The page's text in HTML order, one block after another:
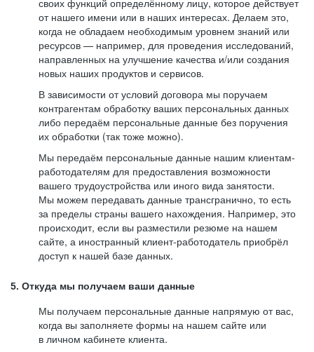
своих функций определённому лицу, которое действует
от нашего имени или в наших интересах. Делаем это,
когда не обладаем необходимым уровнем знаний или
ресурсов — например, для проведения исследований,
направленных на улучшение качества и/или создания
новых наших продуктов и сервисов.
В зависимости от условий договора мы поручаем
контрагентам обработку ваших персональных данных
либо передаём персональные данные без поручения
их обработки (так тоже можно).
Мы передаём персональные данные нашим клиентам-
работодателям для предоставления возможности
вашего трудоустройства или иного вида занятости.
Мы можем передавать данные трансгранично, то есть
за пределы страны вашего нахождения. Например, это
происходит, если вы разместили резюме на нашем
сайте, а иностранный клиент-работодатель приобрёл
доступ к нашей базе данных.
5. Откуда мы получаем ваши данные
Мы получаем персональные данные напрямую от вас,
когда вы заполняете формы на нашем сайте или
в личном кабинете клиента.